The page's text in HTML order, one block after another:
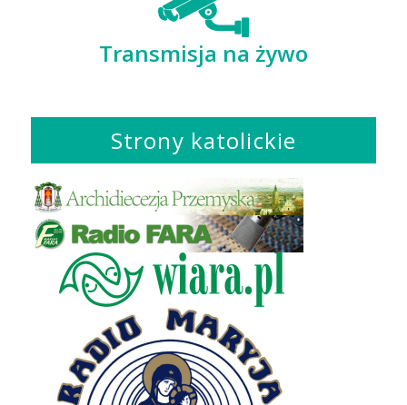
Transmisja na żywo
Strony katolickie